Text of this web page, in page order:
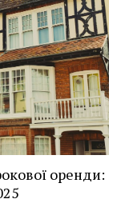
оренди: